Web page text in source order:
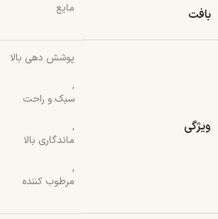
بافت مایع
ویژگی
پوشش دهی بالا
,
سبک و راحت
,
ماندگاری بالا
,
مرطوب کننده